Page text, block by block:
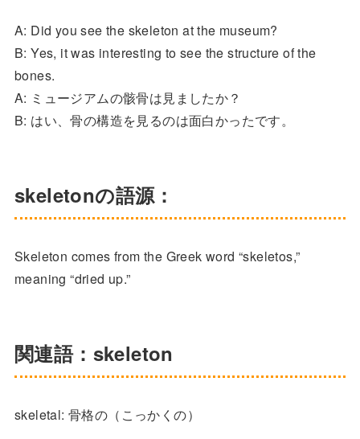
A: Did you see the skeleton at the museum?
B: Yes, it was interesting to see the structure of the
bones.
A: ミュージアムの骸骨は見ましたか？
B: はい、骨の構造を見るのは面白かったです。
skeletonの語源：
Skeleton comes from the Greek word “skeletos,”
meaning “dried up.”
関連語：skeleton
skeletal: 骨格の（こっかくの）